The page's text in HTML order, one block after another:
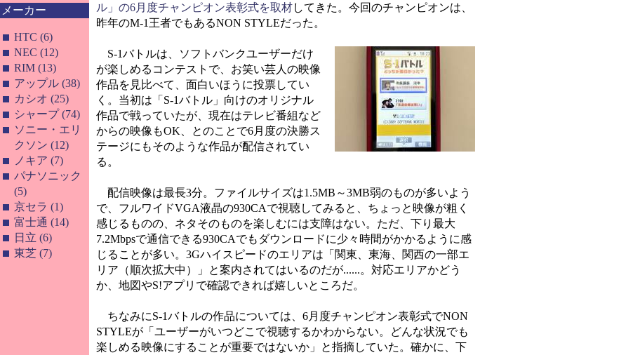
メーカー
HTC (6)
NEC (12)
RIM (13)
アップル (38)
カシオ (25)
シャープ (74)
ソニー・エリ
クソン (12)
ノキア (7)
パナソニック
(5)
京セラ (1)
富士通 (14)
日立 (6)
東芝 (7)
ル」の6月度チャンピオン表彰式を取材してきた。今回のチャンピオンは、
昨年のM-1王者でもあるNON STYLEだった。
S-1バトルは、ソフトバンクユーザーだけ
が楽しめるコンテストで、お笑い芸人の映像
作品を見比べて、面白いほうに投票してい
く。当初は「S-1バトル」向けのオリジナル
作品で戦っていたが、現在はテレビ番組など
からの映像もOK、とのことで6月度の決勝ス
テージにもそのような作品が配信されてい
る。
配信映像は最長3分。ファイルサイズは1.5MB～3MB弱のものが多いよう
で、フルワイドVGA液晶の930CAで視聴してみると、ちょっと映像が粗く
感じるものの、ネタそのものを楽しむには支障はない。ただ、下り最大
7.2Mbpsで通信できる930CAでもダウンロードに少々時間がかかるように感
じることが多い。3Gハイスピードのエリアは「関東、東海、関西の一部エ
リア（順次拡大中）」と案内されてはいるのだが......。対応エリアかどう
か、地図やS!アプリで確認できれば嬉しいところだ。
ちなみにS-1バトルの作品については、6月度チャンピオン表彰式でNON
STYLEが「ユーザーがいつどこで視聴するかわからない。どんな状況でも
楽しめる映像にすることが重要ではないか」と指摘していた。確かに、下